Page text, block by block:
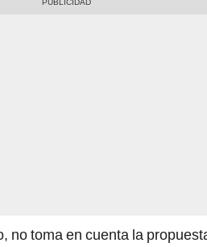
no toma en cuenta la